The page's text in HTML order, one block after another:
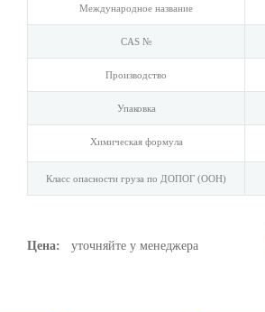
Международное название
CAS №
Производство
Упаковка
Химическая формула
Класс опасности груза по ДОПОГ (ООН)
Цена: уточняйте у менеджера